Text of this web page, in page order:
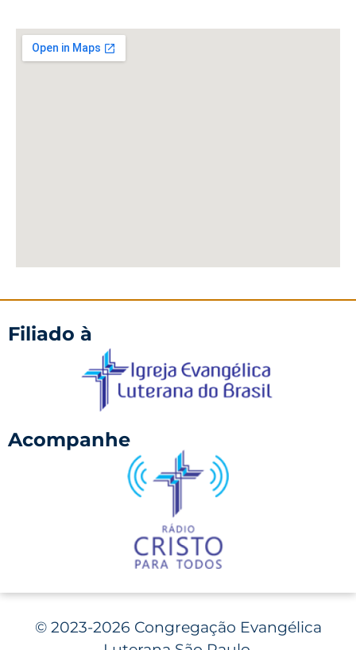
Filiado à
Acompanhe
©2023-2026 Congregação Evangélica